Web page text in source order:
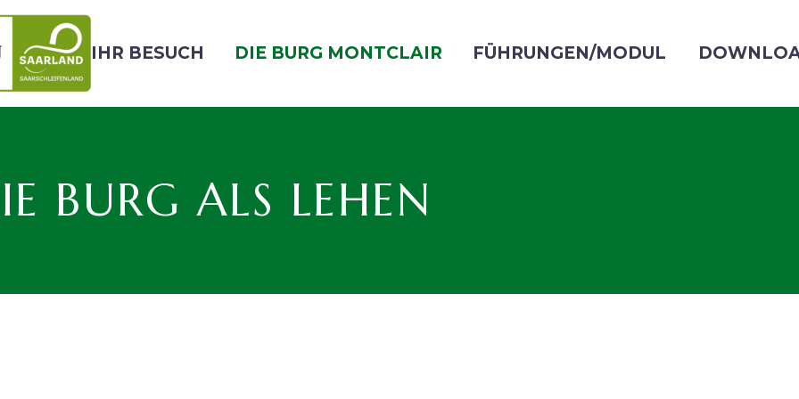
IHR BESUCH DIE BURG MONTCLAIR FÜHRUNGEN/MODUL
BURG ALS LEHEN